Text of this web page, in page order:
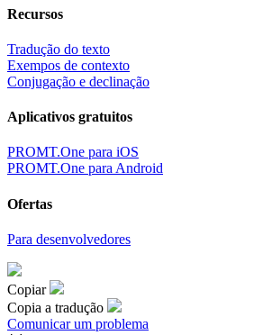
Recursos
Tradução do texto
Exempos de contexto
Conjugação e declinação
Aplicativos gratuitos
PROMT.One para iOS
PROMT.One para Android
Ofertas
Para desenvolvedores
Copiar
Copia a tradução
Comunicar um problema